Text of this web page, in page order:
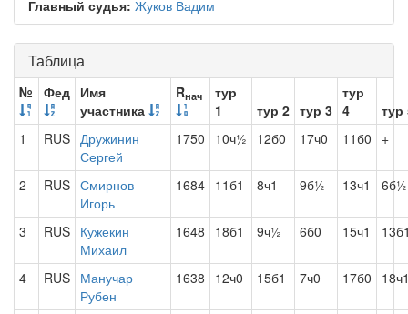
Главный судья: Жуков Вадим
Таблица
№ Фед Имя
участника
Rнач
тур
1
тур 2 тур 3
тур
4
тур
1
RUS Дружинин
Сергей
1750 10ч½ 12б0 17ч0 11б0 +
2 RUS Смирнов
Игорь
1684 11б1 8ч1 9б½ 13ч1 6б½
3 RUS Кужекин
Михаил
1648 18б1 9ч½ 6б0 15ч1
4 RUS Манучар
Рубен
1638 12ч0 15б1 7ч0 17б0